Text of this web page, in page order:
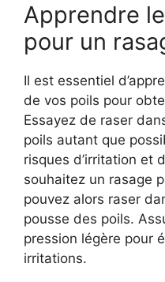
Apprendre
pour un
Il est essentiel
de vos poils pour
Essayez de raser
poils autant que
risques d’irritation et
souhaitez un rasage
pouvez alors raser
pousse des poils.
pression légère pour
irritations.